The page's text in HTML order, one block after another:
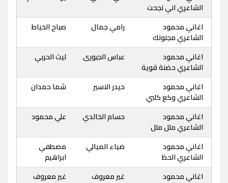
الشاعري اني نجحت
اغاني محمود
الشاعري مجنونك
رامي جمال صباح الخياط
اغاني محمود
الشاعري حضنة قوية
عباس الجبورى ليث الحربي
اغاني محمود
الشاعري وكع كلبي
حيدر الاسير شما حمدان
اغاني محمود
الشاعري ملل ملل
حسام الخالدي علي محمود
اغاني محمود
الشاعري الحظ
ضياء الميالي
مصطفي
ابراهيم
اغاني محمود
غير معروف غير معروف